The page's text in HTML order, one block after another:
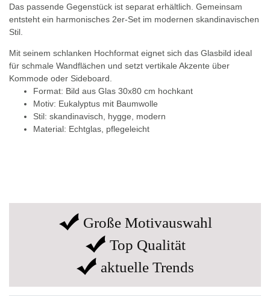
Das passende Gegenstück ist separat erhältlich. Gemeinsam
entsteht ein harmonisches 2er-Set im modernen skandinavischen
Stil.
Mit seinem schlanken Hochformat eignet sich das Glasbild ideal
für schmale Wandflächen und setzt vertikale Akzente über
Kommode oder Sideboard.
Format: Bild aus Glas 30x80 cm hochkant
Motiv: Eukalyptus mit Baumwolle
Stil: skandinavisch, hygge, modern
Material: Echtglas, pflegeleicht
Große Motivauswahl
Top Qualität
aktuelle Trends